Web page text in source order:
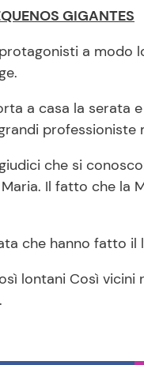
GIGANTES
a modo
a casa la serata
professioniste
che si
Il fatto che la
che hanno fatto il
lontani Così vicini